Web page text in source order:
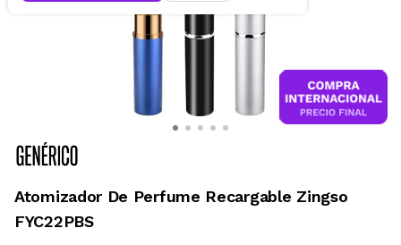
Atomizador De Perfume Recargable Zingso
FYC22PBS